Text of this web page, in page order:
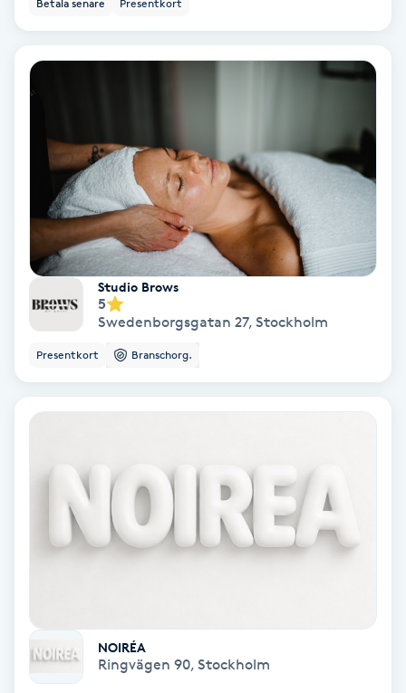
Kinesiologi
Kiropraktik
Klangmassage
Klippning
Klippning & Slingor
Koppningsmassage
Kosmetisk tatuering
Kostrådgivning
Kroppspeeling
Käkledsbehandling
Betala senare Presentkort
Studio Brows
5
Swedenborgsgatan 27, Stockholm
Presentkort Branschorg.
NOIRÉA
Ringvägen 90, Stockholm